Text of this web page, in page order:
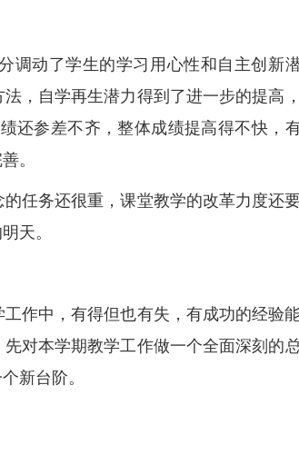
调动了学生的学习用心性和自主创新
，自学再生潜力得到了进一步的提高，
还参差不齐，整体成绩提高得不快，
。
任务还很重，课堂教学的改革力度还
天。
作中，有得但也有失，有成功的经验
对本学期教学工作做一个全面深刻的
新台阶。